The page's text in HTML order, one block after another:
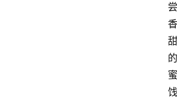
尝
香
甜
的
蜜
饯